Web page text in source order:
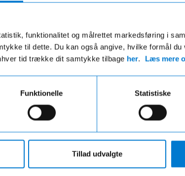
funktionalitet og målrettet markedsføring i
til dette. Du kan også angive, hvilke formål
tid trække dit samtykke tilbage her. Læs mere
Funktionelle Statistiske
Tillad udvalgte
Fri fragt Hurtig